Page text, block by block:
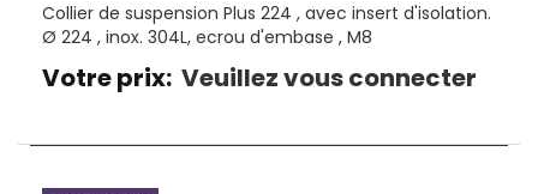
Collier de suspension Plus 224 , avec insert d'isolation.
Ø 224 , inox. 304L, ecrou d'embase , M8
Votre prix: Veuillez vous connecter